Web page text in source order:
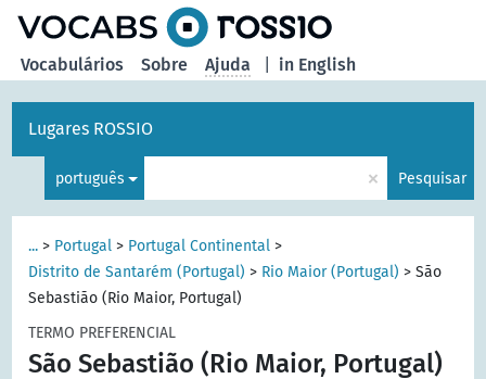
in English
Vocabulários Sobre Ajuda
Lugares ROSSIO
português × Pesquisar
... > Portugal > Portugal Continental >
Distrito de Santarém (Portugal) > Rio Maior (Portugal) >São
Sebastião (Rio Maior, Portugal)
TERMO PREFERENCIAL
São Sebastião (Rio Maior, Portugal)